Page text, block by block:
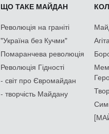
ЩО ТАКЕ МАЙДАН
Революція на граніті
"Україна без Кучми"
Помаранчева революція
Революція Гідності
- світ про Євромайдан
- творчість Майдану